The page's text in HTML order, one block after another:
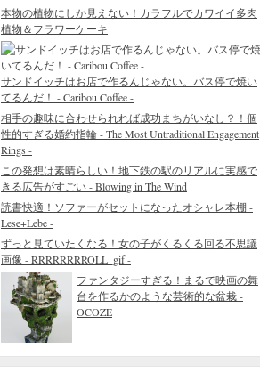
本物の植物にしか見えない！カラフルでカワイイ多肉
植物＆フラワーケーキ
サンドイッチはお店で作るんじゃない。バス停で焼い
てるんだ！ - Caribou Coffee -
相手の趣味に合わせられれば成功まちがいなし？！個
性的すぎる婚約指輪 - The Most Untraditional Engagement
Rings -
この発想は素晴らしい！地下鉄の駅のリアルに実感で
きる広告がすごい - Blowing in The Wind
読書快適！ソファーがセットになったオシャレ本棚 -
Lese+Lebe -
ずっと見ていたくなる！女の子がくるくる回る不思議
画像 - RRRRRRRROLL_gif -
ファンタジーすぎる！まるで映画の舞
台を作るかのような芸術的な盆栽 -
OCOZE